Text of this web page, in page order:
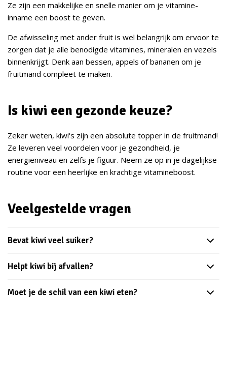
Ze zijn een makkelijke en snelle manier om je vitamine-
inname een boost te geven.
De afwisseling met ander fruit is wel belangrijk om ervoor te
zorgen dat je alle benodigde vitamines, mineralen en vezels
binnenkrijgt. Denk aan bessen, appels of bananen om je
fruitmand compleet te maken.
Is kiwi een gezonde keuze?
Zeker weten, kiwi's zijn een absolute topper in de fruitmand!
Ze leveren veel voordelen voor je gezondheid, je
energieniveau en zelfs je figuur. Neem ze op in je dagelijkse
routine voor een heerlijke en krachtige vitamineboost.
Veelgestelde vragen
Bevat kiwi veel suiker?
Helpt kiwi bij afvallen?
Moet je de schil van een kiwi eten?